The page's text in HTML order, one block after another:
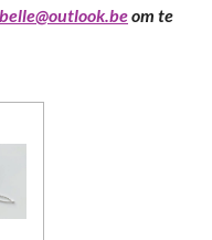
om te